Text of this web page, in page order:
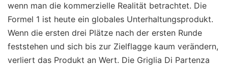
wenn man die kommerzielle Realität betrachtet. Die
Formel 1 ist heute ein globales Unterhaltungsprodukt.
Wenn die ersten drei Plätze nach der ersten Runde
feststehen und sich bis zur Zielflagge kaum verändern,
verliert das Produkt an Wert. Die Griglia Di Partenza